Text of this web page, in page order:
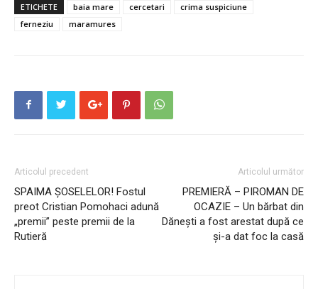
ETICHETE baia mare cercetari
crima suspiciune
ferneziu
maramures
Articolul precedent
SPAIMA ȘOSELELOR! Fostul
preot Cristian Pomohaci adună
„premii” peste premii de la
Rutieră
Articolul următor
PREMIERĂ – PIROMAN DE
OCAZIE – Un bărbat din
Dănești a fost arestat după ce
și-a dat foc la casă